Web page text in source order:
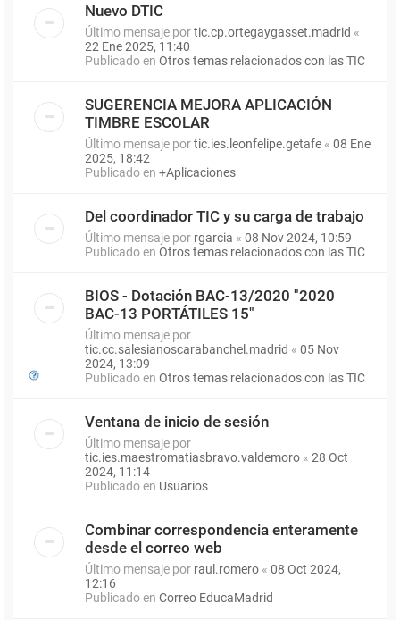
Nuevo DTIC
Último mensaje portic.cp.ortegaygasset.madrid «
22 Ene 2025, 11:40
Publicado en Otros temas relacionados con las TIC
SUGERENCIA MEJORA APLICACIÓN
TIMBRE ESCOLAR
Último mensaje portic.ies.leonfelipe.getafe « 08 Ene
2025, 18:42
Publicado en +Aplicaciones
Del coordinador TIC y su carga de trabajo
Último mensaje por rgarcia « 08 Nov 2024, 10:59
Publicado en Otros temas relacionados con las TIC
BIOS - Dotación BAC-13/2020 "2020
BAC-13 PORTÁTILES 15"
Último mensaje por
tic.cc.salesianoscarabanchel.madrid « 05 Nov
2024, 13:09
Publicado en Otros temas relacionados con las TIC
Ventana de inicio de sesión
Último mensaje por
tic.ies.maestromatiasbravo.valdemoro « 28 Oct
2024, 11:14
Publicado en Usuarios
Combinar correspondencia enteramente
desde el correo web
Último mensaje por raul.romero « 08 Oct 2024,
12:16
Publicado en Correo EducaMadrid